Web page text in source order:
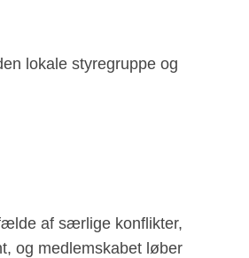
lokale styregruppe og
af særlige konflikter,
og medlemskabet løber